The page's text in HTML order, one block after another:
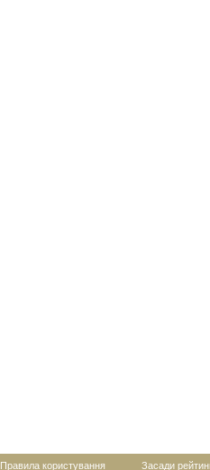
Правила користування Засади